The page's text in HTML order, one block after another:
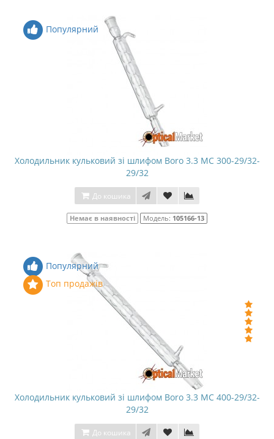
Популярний
Холодильник кульковий зі шлифом Boro 3.3 МС 300-29/32-
29/32
До кошика
Немає в наявності Модель: 105166-13
Популярний
Топ продажів
Холодильник кульковий зі шлифом Boro 3.3 МС 400-29/32-
29/32
До кошика